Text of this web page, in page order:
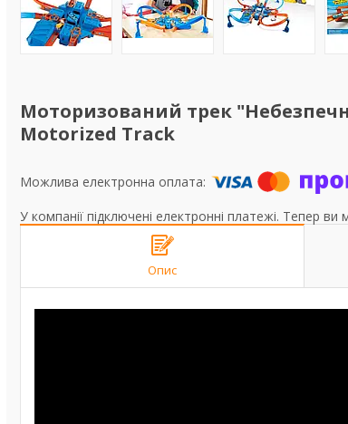
Моторизований трек
Motorized Track
У компанії підключені електронні платежі. Тепер
Опис